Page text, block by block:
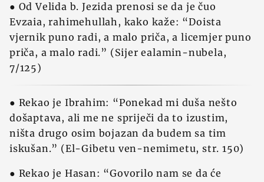
● Od Velida b. Jezida prenosi se da je čuo
Evzaia, rahimehullah, kako kaže: “Doista
vjernik puno radi, a malo priča, a licemjer puno
priča, a malo radi.” (Sijer ealamin-nubela,
7/125)
● Rekao je Ibrahim: “Ponekad mi duša nešto
došaptava, ali me ne spriječi da to izustim,
ništa drugo osim bojazan da budem sa tim
iskušan.” (El-Gibetu ven-nemimetu, str. 150)
● Rekao je Hasan: “Govorilo nam se da će